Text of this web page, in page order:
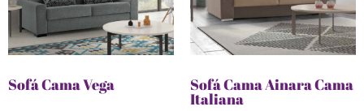
Sofá Cama Vega Sofá Cama Ainara Cama
Italiana